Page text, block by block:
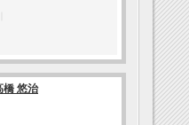
橋 悠治